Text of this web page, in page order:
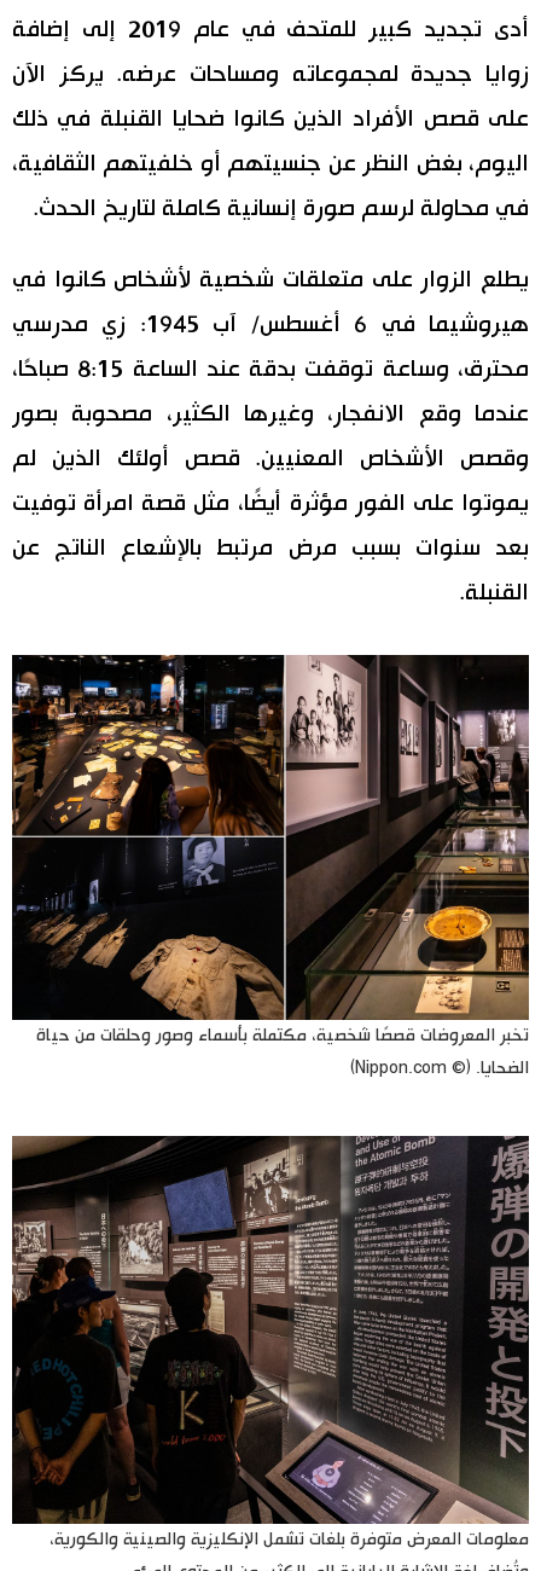
أدى تجديد كبير للمتحف في عام 2019 إلى إضافة
زوايا جديدة لمجموعاته ومساحات عرضه. يركز الآن
على قصص الأفراد الذين كانوا ضحايا القنبلة في ذلك
اليوم، بغض النظر عن جنسيتهم أو خلفيتهم الثقافية،
في محاولة لرسم صورة إنسانية كاملة لتاريخ الحدث.
يطلع الزوار على متعلقات شخصية لأشخاص كانوا في
هيروشيما في 6 أغسطس/ آب 1945: زي مدرسي
محترق، وساعة توقفت بدقة عند الساعة 8:15 صباحًا،
عندما وقع الانفجار، وغيرها الكثير، مصحوبة بصور
وقصص الأشخاص المعنيين. قصص أولئك الذين لم
يموتوا على الفور مؤثرة أيضًا، مثل قصة امرأة توفيت
بعد سنوات بسبب مرض مرتبط بالإشعاع الناتج عن
القنبلة.
تخبر المعروضات قصصًا شخصية، مكتملة بأسماء وصور وحلقات من حياة
الضحايا. (© Nippon.com)
معلومات المعرض متوفرة بلغات تشمل الإنكليزية والصينية والكورية،